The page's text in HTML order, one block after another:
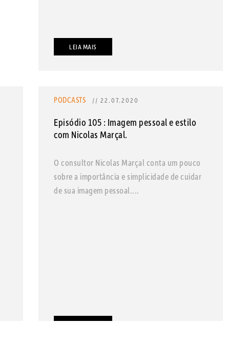
LEIA MAIS
PODCASTS // 22.07.2020
Episódio 105 : Imagem pessoal e estilo
com Nicolas Marçal.
O consultor Nicolas Marçal conta um pouco
sobre a importância e simplicidade de cuidar
de sua imagem pessoal....